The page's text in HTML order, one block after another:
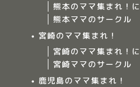
熊本のママ集まれ！
熊本ママのサークル
宮崎のママ集まれ！
宮崎のママ集まれ！
宮崎ママのサークル
鹿児島のママ集まれ！
ママ集
マ